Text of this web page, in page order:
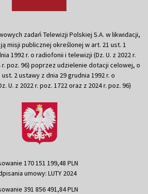
zadań Telewizji Polskiej S.A. w likwidacji,
misji publicznej określonej w art. 21 ust. 1
1992 r. o radiofonii i telewizji (Dz. U. z 2022 r.
r. poz. 96) poprzez udzielenie dotacji celowej, o
2 ustawy z dnia 29 grudnia 1992 r. o
U. z 2022 r. poz. 1722 oraz z 2024 r. poz. 96)
170 151 199,48 PLN
umowy: LUTY 2024
391 856 491,84 PLN